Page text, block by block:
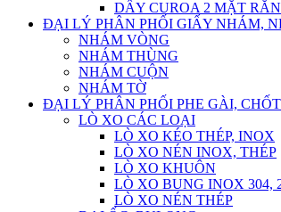
DÂY CUROA 2 MẶT
ĐẠI LÝ PHÂN PHỐI GIẤY NHÁM,
NHÁM VÒNG
NHÁM THÙNG
NHÁM CUỘN
NHÁM TỜ
ĐẠI LÝ PHÂN PHỐI PHE GÀI,
LÒ XO CÁC LOẠI
LÒ XO KÉO THÉP, INOX
LÒ XO NÉN INOX, THÉP
LÒ XO KHUÔN
LÒ XO BUNG INOX 304,
LÒ XO NÉN THÉP